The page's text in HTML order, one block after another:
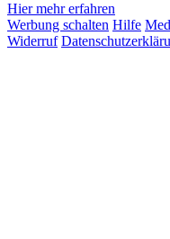
Hier mehr erfahren
Werbung schalten Hilfe
Widerruf